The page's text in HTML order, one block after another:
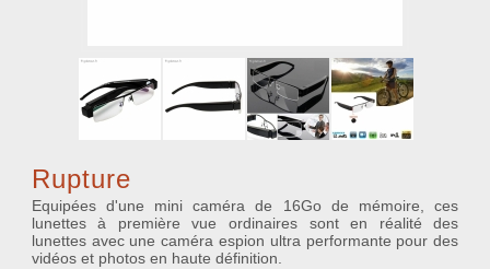
Rupture
Equipées d'une mini caméra de 16Go de mémoire, ces
lunettes à première vue ordinaires sont en réalité des
lunettes avec une caméra espion ultra performante pour des
vidéos et photos en haute définition.